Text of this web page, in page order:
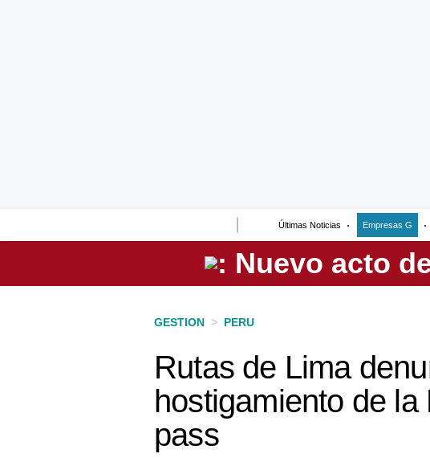
Últimas Noticias Empresas G
Perú
GESTION > PERU
Rutas de Lima
hostigamiento de
pass